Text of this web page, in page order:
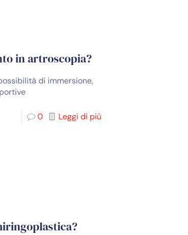
in artroscopia?
di immersione,
0 Leggi di più